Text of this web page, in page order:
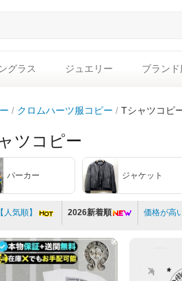
グラス ジュエリー ブランド
クロムハーツ服コピー Tシャツコピ
ツコピー
パーカー ジャケット
人気順】 2026新着順 価格が高